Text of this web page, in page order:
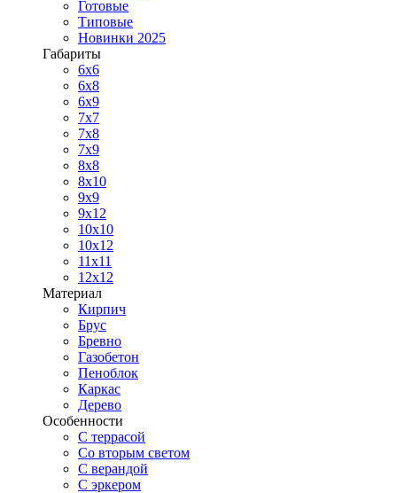
Готовые
Типовые
Новинки 2025
Габариты
6x6
6x8
6x9
7x7
7x8
7x9
8x8
8x10
9x9
9x12
10x10
10x12
11x11
12x12
Материал
Кирпич
Брус
Бревно
Газобетон
Пеноблок
Каркас
Дерево
Особенности
С террасой
Со вторым светом
С верандой
С эркером